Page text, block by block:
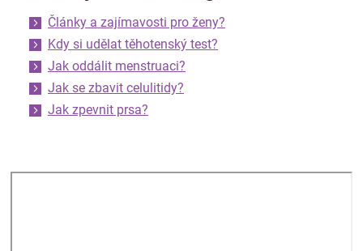
Články a zajímavosti pro ženy?
Kdy si udělat těhotenský test?
Jak oddálit menstruaci?
Jak se zbavit celulitidy?
Jak zpevnit prsa?